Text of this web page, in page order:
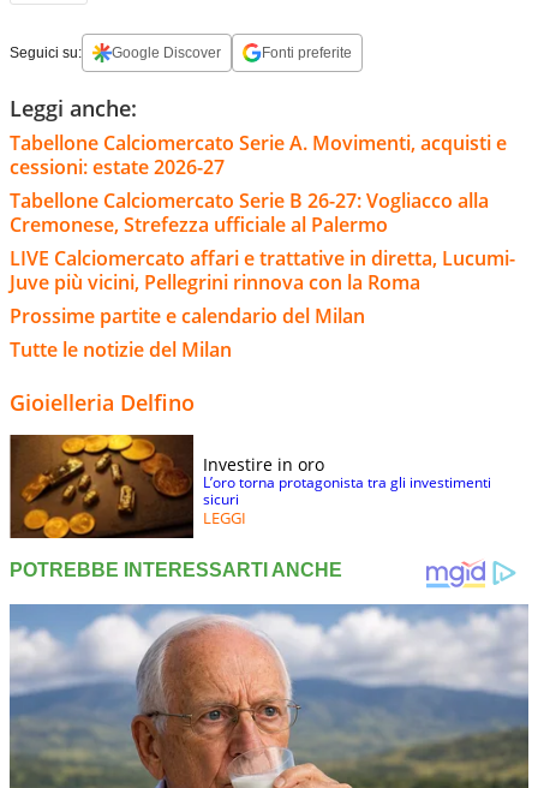
Seguici su: Google Discover Fonti preferite
Leggi anche:
Tabellone Calciomercato Serie A. Movimenti, acquisti e
cessioni: estate 2026-27
Tabellone Calciomercato Serie B 26-27: Vogliacco alla
Cremonese, Strefezza ufficiale al Palermo
LIVE Calciomercato affari e trattative in diretta, Lucumi-
Juve più vicini, Pellegrini rinnova con la Roma
Prossime partite e calendario del Milan
Tutte le notizie del Milan
Gioielleria Delfino
Investire in oro
L’oro torna protagonista tra gli investimenti
sicuri
LEGGI